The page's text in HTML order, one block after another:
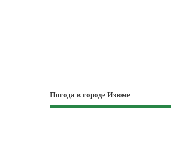
Погода в городе Изюме